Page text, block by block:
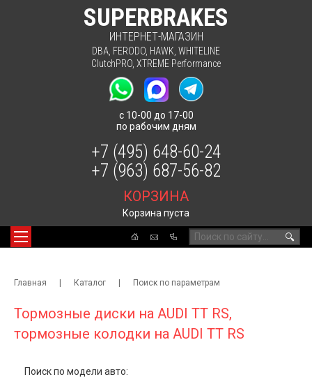
SUPERBRAKES
ИНТЕРНЕТ-МАГАЗИН
DBA FERODO HAWK WHITELINE
ClutchPRO XTREME Performance
с 10-00 до 17-00
по рабочим дням
🔍
КОРЗИНА
Корзина пуста
+7 (495) 648-60-24
+7 (963) 687-56-82
Главная | Каталог | Поиск по параметрам
Тормозные диски на AUDI TT RS,
тормозные колодки на AUDI TT RS
Поиск по модели авто: